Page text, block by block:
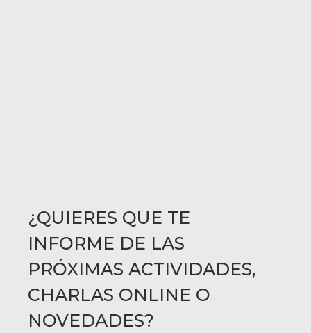
¿QUIERES QUE TE
INFORME DE LAS
PRÓXIMAS ACTIVIDADES,
CHARLAS ONLINE O
NOVEDADES?